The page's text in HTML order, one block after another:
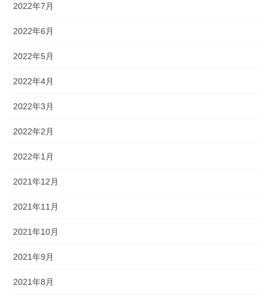
2022年7月
2022年6月
2022年5月
2022年4月
2022年3月
2022年2月
2022年1月
2021年12月
2021年11月
2021年10月
2021年9月
2021年8月